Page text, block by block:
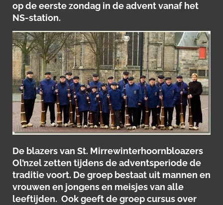
op de eerste zondag in de advent vanaf het
NS-station.
De blazers van St. Mirrewinterhoornbloazers
Ol’nzel zetten tijdens de adventsperiode de
traditie voort. De groep bestaat uit mannen en
vrouwen en jongens en meisjes van alle
leeftijden. Ook geeft de groep cursus over